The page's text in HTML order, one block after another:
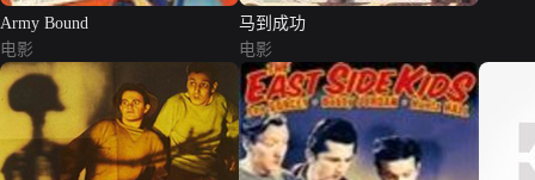
Army Bound
电影
马到成功
电影